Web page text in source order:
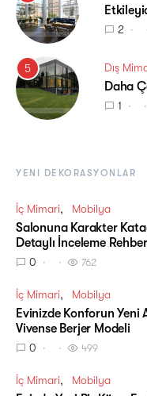
2
5 Dış
Daha
1
YENI DEKORASYONLAR
İç Mimari Mobilya
Salonuna Karakter
Detaylı İnceleme
0 762
İç Mimari Mobilya
Evinizde Konforun Yeni
Vivense Berjer Modeli
0 499
İç Mimari Mobilya